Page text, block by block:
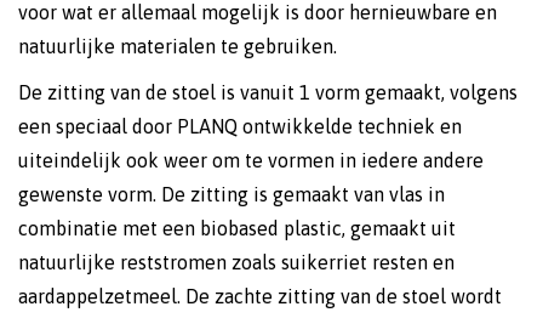
voor wat er allemaal mogelijk is door hernieuwbare en
natuurlijke materialen te gebruiken.
De zitting van de stoel is vanuit 1 vorm gemaakt, volgens
een speciaal door PLANQ ontwikkelde techniek en
uiteindelijk ook weer om te vormen in iedere andere
gewenste vorm. De zitting is gemaakt van vlas in
combinatie met een biobased plastic, gemaakt uit
natuurlijke reststromen zoals suikerriet resten en
aardappelzetmeel. De zachte zitting van de stoel wordt